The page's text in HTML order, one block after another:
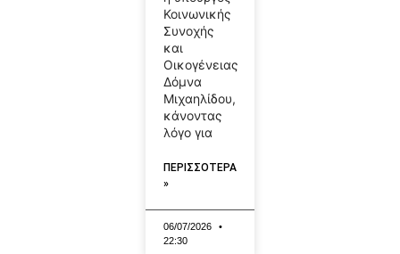
Κοινωνικής
Συνοχής
και
Οικογένειας
Δόμνα
Μιχαηλίδου,
κάνοντας
λόγο για
ΠΕΡΙΣΣΟΤΕΡΑ
»
06/07/2026
22:30